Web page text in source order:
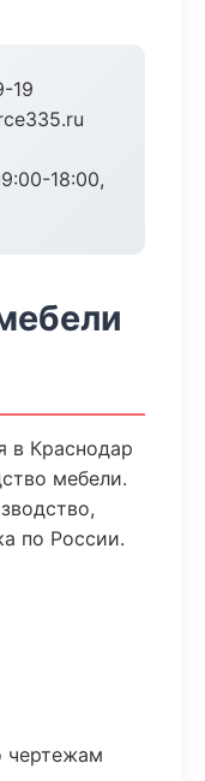
19
18:00,
в Краснодар
мебели.
по России.
чертежам